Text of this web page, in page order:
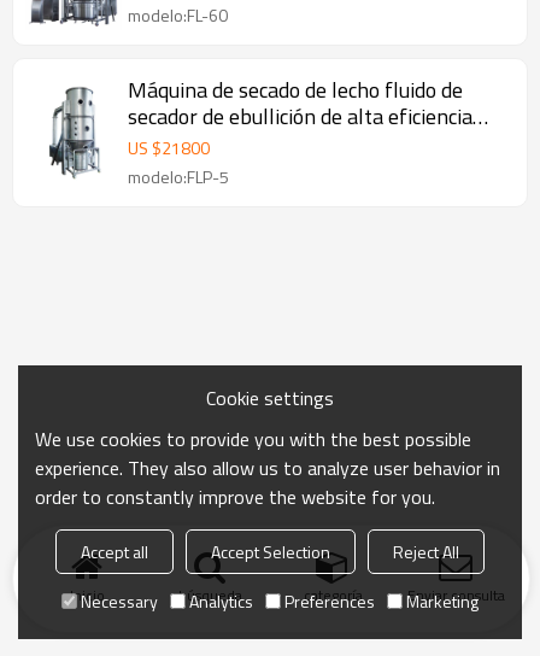
modelo:FL-60
Máquina de secado de lecho fluido de
secador de ebullición de alta eficiencia
FLP-5 para polvo granulado
US $21800
modelo:FLP-5
Inicio búsqueda categoría Enviar consulta
Cookie settings
We use cookies to provide you with the best possible
experience. They also allow us to analyze user behavior in
order to constantly improve the website for you.
Accept all Accept Selection
Reject All
Necessary
Analytics Preferences Marketing